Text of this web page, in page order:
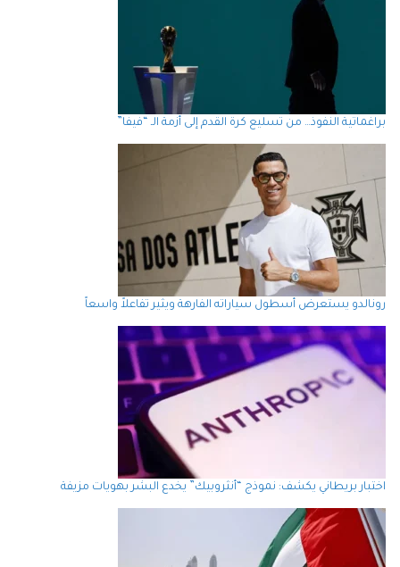
براغماتية النفوذ… من تسليع كرة القدم إلى أزمة الـ “فيفا”
رونالدو يستعرض أسطول سياراته الفارهة ويثير تفاعلاً واسعاً
اختبار بريطاني يكشف: نموذج “أنثروبيك” يخدع البشر بهويات مزيفة